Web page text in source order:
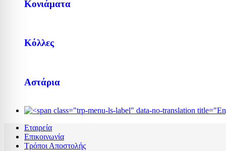
Κονιάματα
Κόλλες
Αστάρια
Εταιρεία
Επικοινωνία
Τρόποι Αποστολής